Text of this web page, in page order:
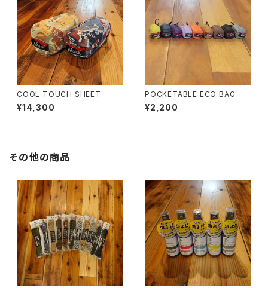
COOL TOUCH SHEET
¥14,300
POCKETABLE ECO BAG
¥2,200
その他の商品